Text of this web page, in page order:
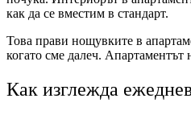
как да се вместим в стандарт.
Това прави нощувките в
когато сме далеч.
Как изглежда